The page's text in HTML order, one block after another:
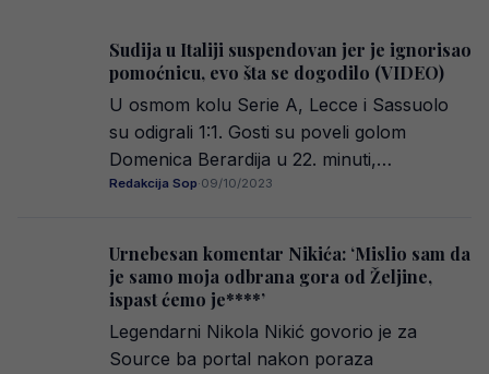
Sudija u Italiji suspendovan jer je ignorisao
pomoćnicu, evo šta se dogodilo (VIDEO)
U osmom kolu Serie A, Lecce i Sassuolo
su odigrali 1:1. Gosti su poveli golom
Domenica Berardija u 22. minuti,…
Redakcija Sop·09/10/2023
Urnebesan komentar Nikića: ‘Mislio sam da
je samo moja odbrana gora od Željine,
ispast ćemo je****’
Legendarni Nikola Nikić govorio je za
Source ba portal nakon poraza